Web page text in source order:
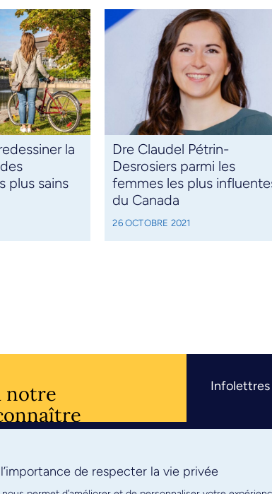
la
plus sains
Dre Claudel Pétrin-
Desrosiers parmi les
femmes les plus
du Canada
26 OCTOBRE 2021
notre
S'ABONNER
Infolettres
de respecter la vie privée